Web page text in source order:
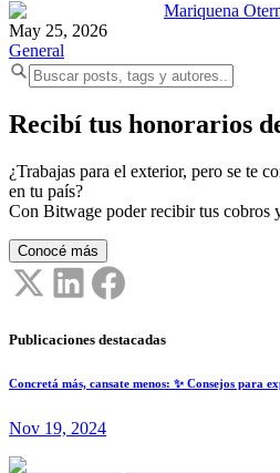
Mariquena
May 25, 2026
General
Recibí tus honorarios
¿Trabajas para el exterior, pero se te
en tu país?
Con Bitwage poder recibir tus cobros
Conocé más
Publicaciones destacadas
Concretá más, cansate menos: ✨ Consejos para
Nov 19, 2024